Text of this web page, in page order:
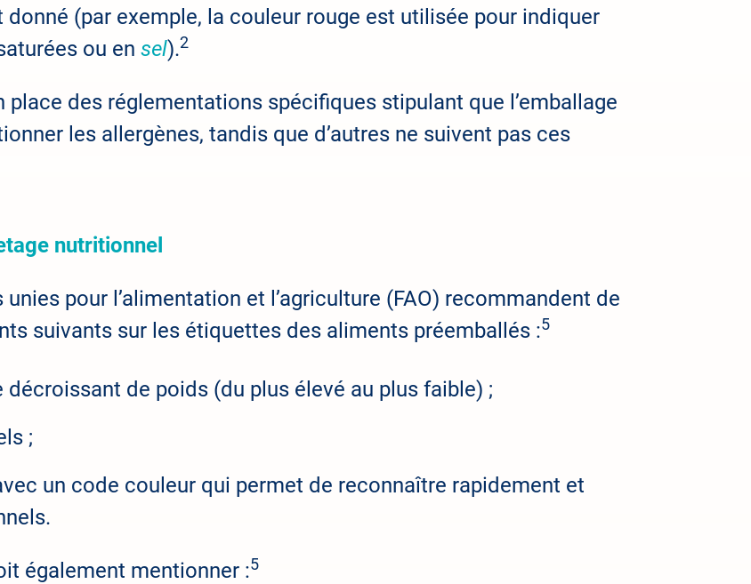
(par exemple, la couleur rouge est utilisée pour indiquer
ou en sel).2
des réglementations spécifiques stipulant que l’emballage
les allergènes, tandis que d’autres ne suivent pas ces
nutritionnel
unies pour l’alimentation et l’agriculture (FAO) recommandent de
suivants sur les étiquettes des aliments préemballés :5
de poids (du plus élevé au plus faible) ;
;
un code couleur qui permet de reconnaître rapidement et
également mentionner :5